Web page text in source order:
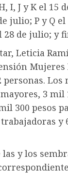
I, J y K el 15
julio; P y Q
28 de julio; y
Leticia
3
300 pesos
las y los